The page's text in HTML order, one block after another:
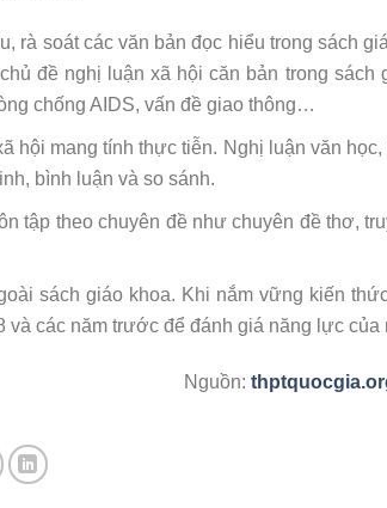
rà soát các văn bản đọc hiểu trong sách
đề nghị luận xã hội căn bản trong sách
chống AIDS, vấn đề giao thông…
hội mang tính thực tiễn. Nghị luận văn học,
bình luận và so sánh.
tập theo chuyên đề như chuyên đề thơ,
sách giáo khoa. Khi nắm vững kiến
các năm trước để đánh giá năng lực của
Nguồn: